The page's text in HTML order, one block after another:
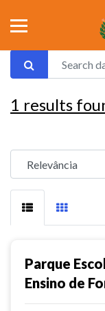
1 results
Parque
Ensino de